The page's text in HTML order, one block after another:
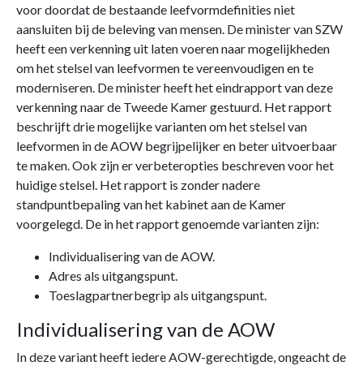
voor doordat de bestaande leefvormdefinities niet
aansluiten bij de beleving van mensen. De minister van SZW
heeft een verkenning uit laten voeren naar mogelijkheden
om het stelsel van leefvormen te vereenvoudigen en te
moderniseren. De minister heeft het eindrapport van deze
verkenning naar de Tweede Kamer gestuurd. Het rapport
beschrijft drie mogelijke varianten om het stelsel van
leefvormen in de AOW begrijpelijker en beter uitvoerbaar
te maken. Ook zijn er verbeteropties beschreven voor het
huidige stelsel. Het rapport is zonder nadere
standpuntbepaling van het kabinet aan de Kamer
voorgelegd. De in het rapport genoemde varianten zijn:
Individualisering van de AOW.
Adres als uitgangspunt.
Toeslagpartnerbegrip als uitgangspunt.
Individualisering van de AOW
In deze variant heeft iedere AOW-gerechtigde, ongeacht de